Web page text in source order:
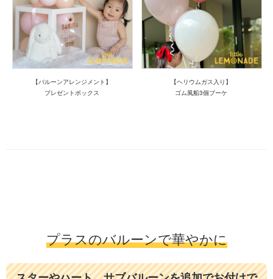
【バルーンアレンジメント】
プレゼントボックス
【ヘリウムガス入り】
ゴム風船3個ブーケ
プラスのバルーンで華やかに